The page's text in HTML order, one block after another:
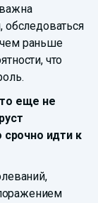
обследоваться
раньше
что
еще не
идти к